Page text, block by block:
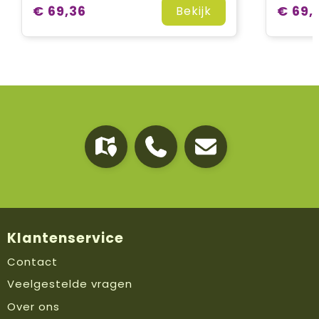
€ 69,36 Bekijk €
Klantenservice
Contact
Veelgestelde vragen
Over ons